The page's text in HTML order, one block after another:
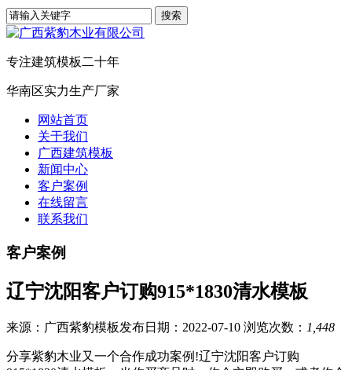
专注建筑模板二十年
华南区实力生产厂家
网站首页
关于我们
广西建筑模板
新闻中心
客户案例
在线留言
联系我们
客户案例
辽宁沈阳客户订购915*1830清水模板
来源：广西紫豹模板发布日期：2022-07-10 浏览次数： 1,448
分享紫豹木业又一个合作成功案例!辽宁沈阳客户订购